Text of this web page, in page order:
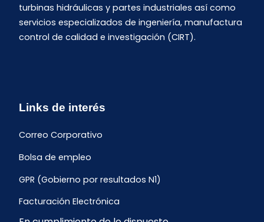
turbinas hidráulicas y partes industriales así como
servicios especializados de ingeniería, manufactura
control de calidad e investigación (CIRT).
Links de interés
Correo Corporativo
Bolsa de empleo
GPR (Gobierno por resultados N1)
Facturación Electrónica